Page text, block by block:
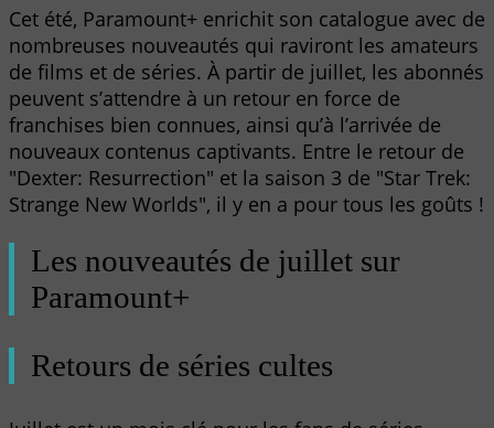
Cet été, Paramount+ enrichit son catalogue avec de
nombreuses nouveautés qui raviront les amateurs
de films et de séries. À partir de juillet, les abonnés
peuvent s’attendre à un retour en force de
franchises bien connues, ainsi qu’à l’arrivée de
nouveaux contenus captivants. Entre le retour de
"Dexter: Resurrection" et la saison 3 de "Star Trek:
Strange New Worlds", il y en a pour tous les goûts !
Les nouveautés de juillet sur
Paramount+
Retours de séries cultes